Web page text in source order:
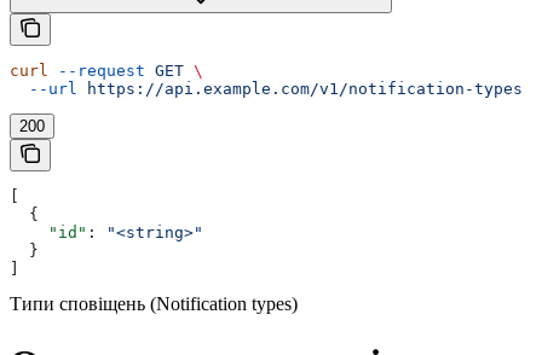
curl --request GET \
  --url
https://api.example.com/v1/notification-types
200
  {
    "id"
:
"<string>"
  }
Типи сповіщень (Notification types)